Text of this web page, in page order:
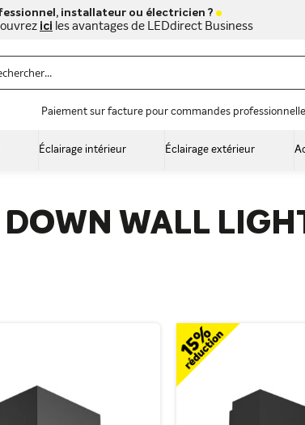
installateur ou électricien ?
ici les avantages de LEDdirect Business
Paiement sur facture pour commandes
Éclairage intérieur Éclairage extérieur
DOWN WALL